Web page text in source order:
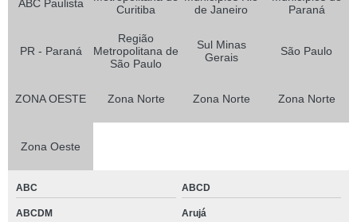
ABC Paulista
Curitiba
de Janeiro
Paraná
PR - Paraná
Região
Metropolitana de
São Paulo
Sul Minas
Gerais
São Paulo
ZONA OESTE Zona Norte Zona Norte Zona Norte
Zona Oeste
ABC ABCD
ABCDM Arujá